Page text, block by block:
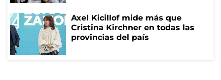
Axel Kicillof mide más que
Cristina Kirchner en todas las
provincias del país